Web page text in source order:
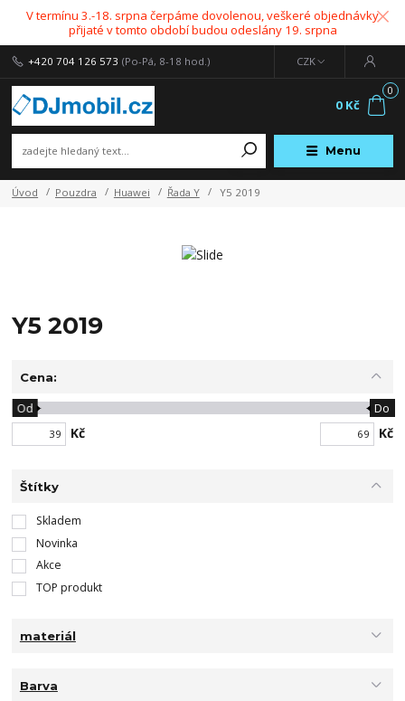
V termínu 3.-18. srpna čerpáme dovolenou, veškeré objednávky
přijaté v tomto období budou odeslány 19. srpna
Menu
CZK
+420 704 126 573 (Po-Pá, 8-18 hod.)
0
0 Kč
Úvod Pouzdra Huawei Řada Y Y5 2019
Y5 2019
Cena:
Kč
Od Do
Kč
Štítky
Skladem
Novinka
Akce
TOP produkt
materiál
Barva